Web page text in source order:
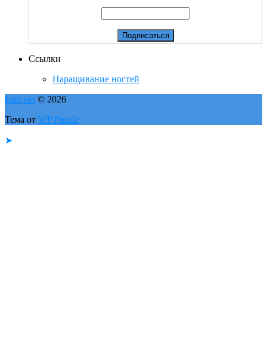
Ссылки
Наращивание ногтей
knitt.net © 2026
Тема от WP Puzzle
➤